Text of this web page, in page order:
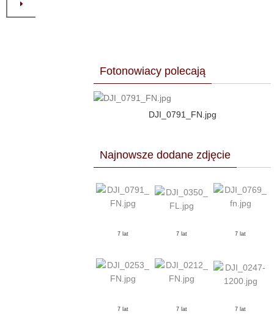
Fotonowiacy polecają
DJI_0791_FN.jpg
Najnowsze dodane zdjęcie
7 lat 7 lat 7 lat
7 lat 7 lat 7 lat